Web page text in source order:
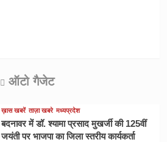
ऑटो गैजेट
ख़ास खबरें ताज़ा खबरे मध्यप्रदेश
बदनावर में डॉ. श्यामा प्रसाद मुखर्जी की 125वीं
जयंती पर भाजपा का जिला स्तरीय कार्यकर्ता